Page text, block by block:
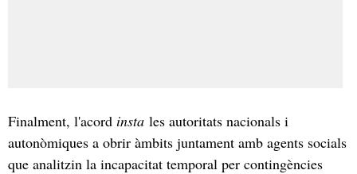
Finalment, l'acord insta les autoritats nacionals i
autonòmiques a obrir àmbits juntament amb agents socials
que analitzin la incapacitat temporal per contingències